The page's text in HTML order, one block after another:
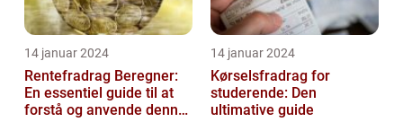
14 januar 2024
Rentefradrag Beregner:
En essentiel guide til at
forstå og anvende denne
14 januar 2024
Kørselsfradrag for
studerende: Den
ultimative guide